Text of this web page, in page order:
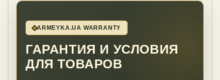
ARMEYKA.UA WARRANTY
ГАРАНТИЯ И УСЛОВИЯ
ДЛЯ ТОВАРОВ